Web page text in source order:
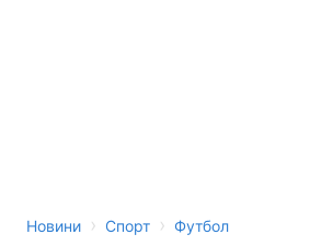
Новини › Спорт › Футбол